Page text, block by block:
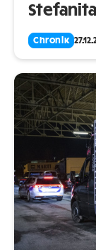
Chronik